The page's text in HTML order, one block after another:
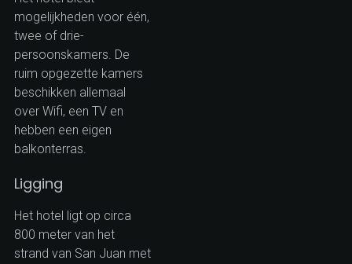
mogelijkheden voor één,
twee of drie-
persoonskamers. De
ruim opgezette kamers
beschikken allemaal
over Wifi, een TV en
hebben een eigen
balkonterras.
Ligging
Het hotel ligt op circa
800 meter van het
strand van San Juan met